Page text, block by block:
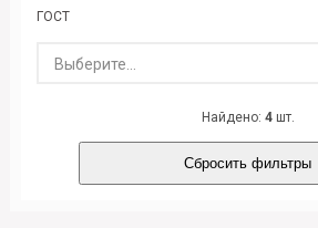
ГОСТ
Выберите...
Найдено: 4шт.
Сбросить фильтры